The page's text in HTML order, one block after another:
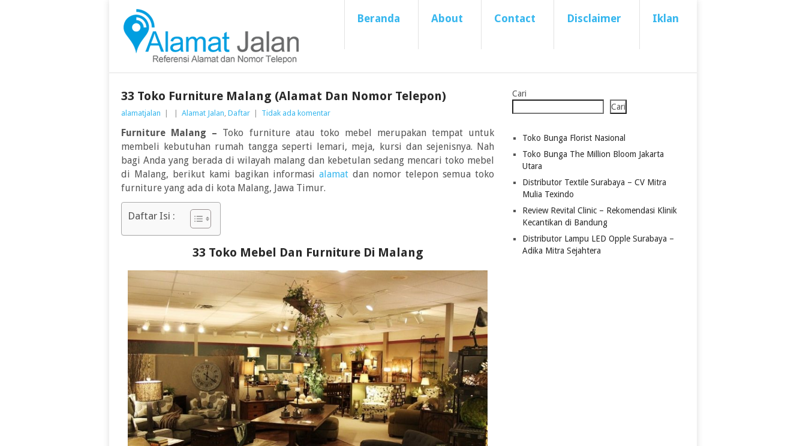
Beranda About Contact Disclaimer Iklan
33 Toko Furniture Malang (Alamat Dan Nomor Telepon)
alamatjalan Alamat Jalan, Daftar Tidak ada komentar
Furniture Malang – Toko furniture atau toko mebel merupakan tempat untuk
membeli kebutuhan rumah tangga seperti lemari, meja, kursi dan sejenisnya. Nah
bagi Anda yang berada di wilayah malang dan kebetulan sedang mencari toko mebel
di Malang, berikut kami bagikan informasi alamatdan nomor telepon semua toko
furniture yang ada di kota Malang, Jawa Timur.
Daftar Isi :
33 Toko Mebel Dan Furniture Di Malang
Cari
Cari
Toko Bunga Florist Nasional
Toko Bunga The Million Bloom Jakarta
Utara
Distributor Textile Surabaya – CV Mitra
Mulia Texindo
Review Revital Clinic – Rekomendasi Klinik
Kecantikan di Bandung
Distributor Lampu LED Opple Surabaya –
Adika Mitra Sejahtera